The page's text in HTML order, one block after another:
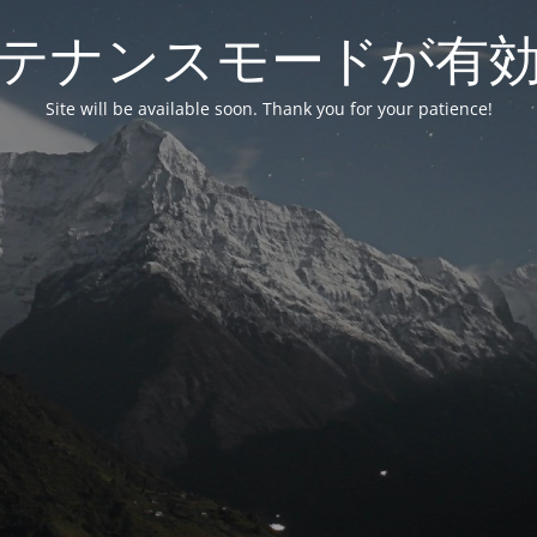
ナンスモードが有
Site will be available soon. Thank you for your patience!